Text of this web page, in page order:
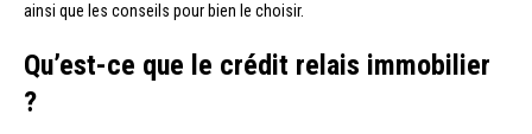
ainsi que les conseils pour bien le choisir.
Qu’est-ce que le crédit relais immobilier
?